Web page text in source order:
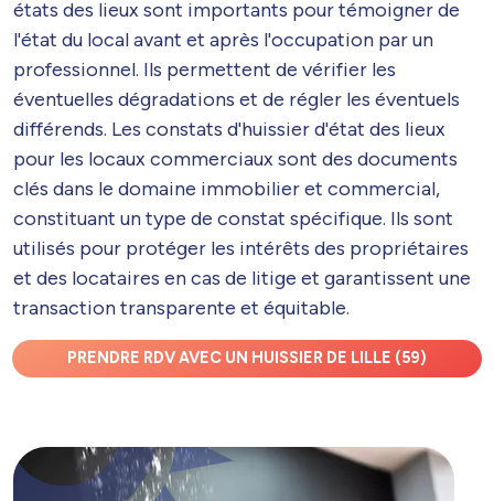
états des lieux sont importants pour témoigner de
l'état du local avant et après l'occupation par un
professionnel. Ils permettent de vérifier les
éventuelles dégradations et de régler les éventuels
différends. Les constats d'huissier d'état des lieux
pour les locaux commerciaux sont des documents
clés dans le domaine immobilier et commercial,
constituant un type de constat spécifique. Ils sont
utilisés pour protéger les intérêts des propriétaires
et des locataires en cas de litige et garantissent une
transaction transparente et équitable.
PRENDRE RDV AVEC UN HUISSIER DE LILLE (59)